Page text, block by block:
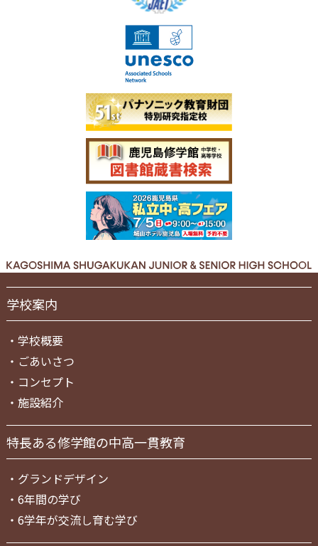
学校案内
・ 学校概要
・ ごあいさつ
・ コンセプト
・ 施設紹介
特長ある修学館の中高一貫教育
・ グランドデザイン
・ 6年間の学び
・ 6学年が交流し育む学び